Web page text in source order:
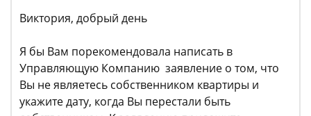
Виктория, добрый день
Я бы Вам порекомендовала написать в
Управляющую Компанию заявление о том, что
Вы не являетесь собственником квартиры и
укажите дату, когда Вы перестали быть